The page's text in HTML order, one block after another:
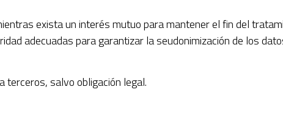
exista un interés mutuo para mantener el fin del
adecuadas para garantizar la seudonimización de los
terceros, salvo obligación legal.